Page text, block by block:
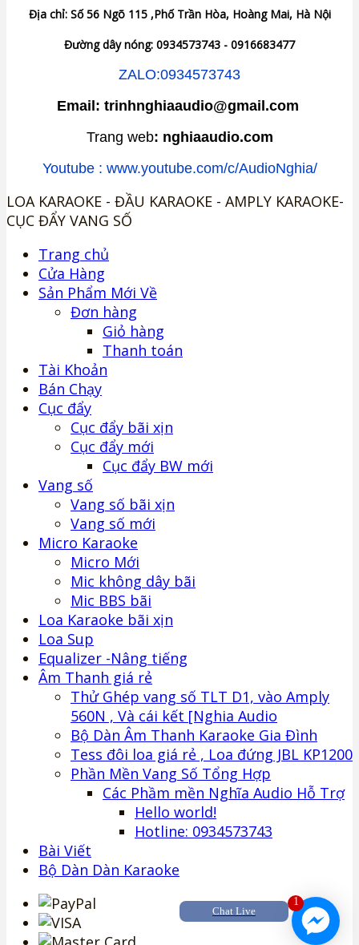
1
Chat Live
Địa chỉ: Số 56 Ngõ 115 ,Phố Trần Hòa, Hoàng Mai, Hà Nội
Đường dây nóng: 0934573743 - 0916683477
ZALO:0934573743
Email: trinhnghiaaudio@gmail.com
Trang web: nghiaaudio.com
Youtube : www.youtube.com/c/AudioNghia/
LOA KARAOKE - ĐẦU KARAOKE - AMPLY KARAOKE-
CỤC ĐẨY VANG SỐ
Trang chủ
Cửa Hàng
Sản Phẩm Mới Về
Đơn hàng
Giỏ hàng
Thanh toán
Tài Khoản
Bán Chạy
Cục đẩy
Cục đẩy bãi xịn
Cục đẩy mới
Cục đẩy BW mới
Vang số
Vang số bãi xịn
Vang số mới
Micro Karaoke
Micro Mới
Mic không dây bãi
Mic BBS bãi
Loa Karaoke bãi xịn
Loa Sup
Equalizer -Nâng tiếng
Âm Thanh giá rẻ
Thử Ghép vang số TLT D1, vào Amply
560N , Và cái kết [Nghia Audio
Bộ Dàn Âm Thanh Karaoke Gia Đình
Tess đôi loa giá rẻ , Loa đứng JBL KP1200
Phần Mền Vang Số Tổng Hợp
Các Phầm mền Nghĩa Audio Hỗ Trợ
Hello world!
Hotline: 0934573743
Bài Viết
Bộ Dàn Dàn Karaoke